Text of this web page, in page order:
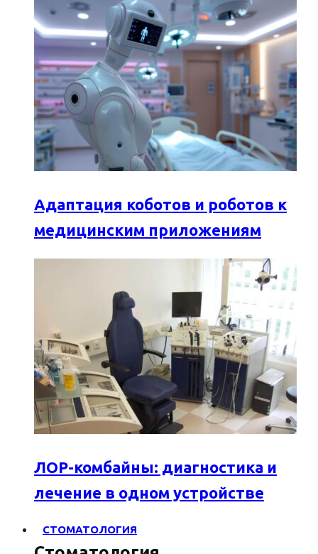
Адаптация коботов и роботов к
медицинским приложениям
ЛОР-комбайны: диагностика и
лечение в одном устройстве
СТОМАТОЛОГИЯ